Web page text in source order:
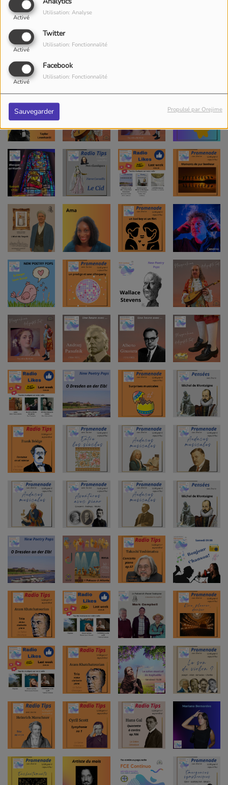
Activé
Utilisation: Analyse
Twitter
Activé
Utilisation: Fonctionnalité
Facebook
Activé
Utilisation: Fonctionnalité
Sauvegarder Propulsé par Orejime